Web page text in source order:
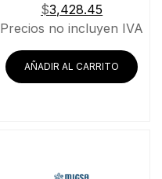
$3,428.45
Precios no incluyen IVA
AÑADIR AL CARRITO